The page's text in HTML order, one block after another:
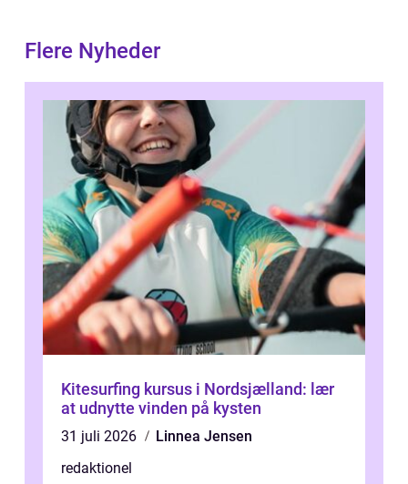
Flere Nyheder
Kitesurfing kursus i Nordsjælland: lær
at udnytte vinden på kysten
31 juli 2026
Linnea Jensen
redaktionel